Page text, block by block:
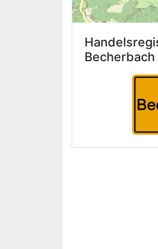
Becherbach